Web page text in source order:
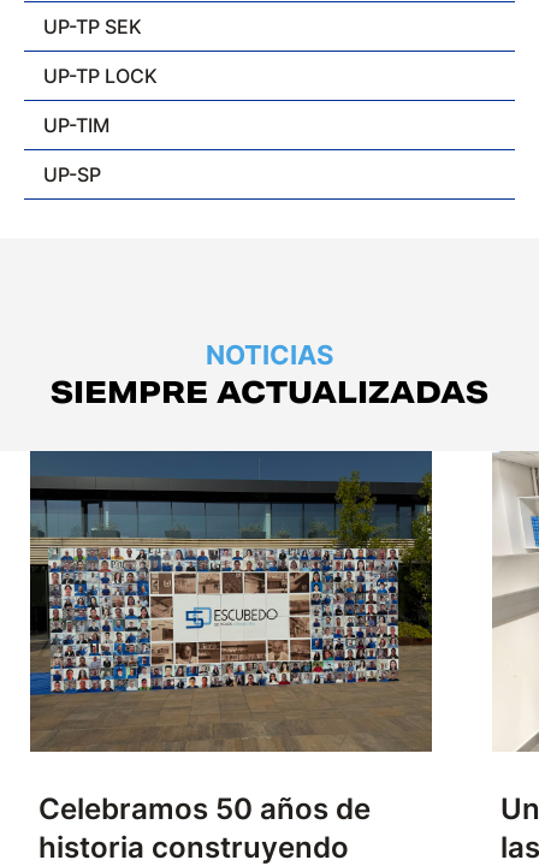
UP-TP SEK
UP-TP LOCK
UP-TIM
UP-SP
NOTICIAS
SIEMPRE ACTUALIZADAS
Celebramos 50 años de
historia construyendo